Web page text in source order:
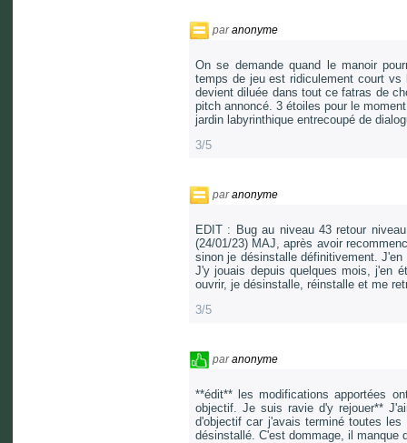
paranonyme
On se demande quand le manoir
temps de jeu est ridiculement court vs
devient diluée dans tout ce fatras de
pitch annoncé. 3 étoiles pour le
jardin labyrinthique entrecoupé de
3/5
paranonyme
EDIT : Bug au niveau 43 retour
(24/01/23) MAJ, après avoir
sinon je désinstalle définitivement.
J'y jouais depuis quelques mois, j'en
ouvrir, je désinstalle, réinstalle et me
3/5
paranonyme
**édit** les modifications apportées
objectif. Je suis ravie d'y rejouer**
d'objectif car j'avais terminé toutes
désinstallé. C'est dommage, il manque